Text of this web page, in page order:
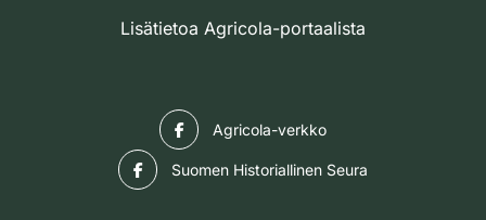
Lisätietoa Agricola-portaalista
Agricola-verkko
Suomen Historiallinen Seura